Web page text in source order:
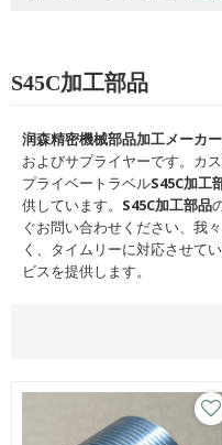
S45C加工部品
润森精密機械部品加工メーカー
およびサプライヤーです。カ
プライベートラベルS45C加工
供しています。 S45C加工部品
ぐお問い合わせください、我々
く、タイムリーに対応させて
ビスを提供します。